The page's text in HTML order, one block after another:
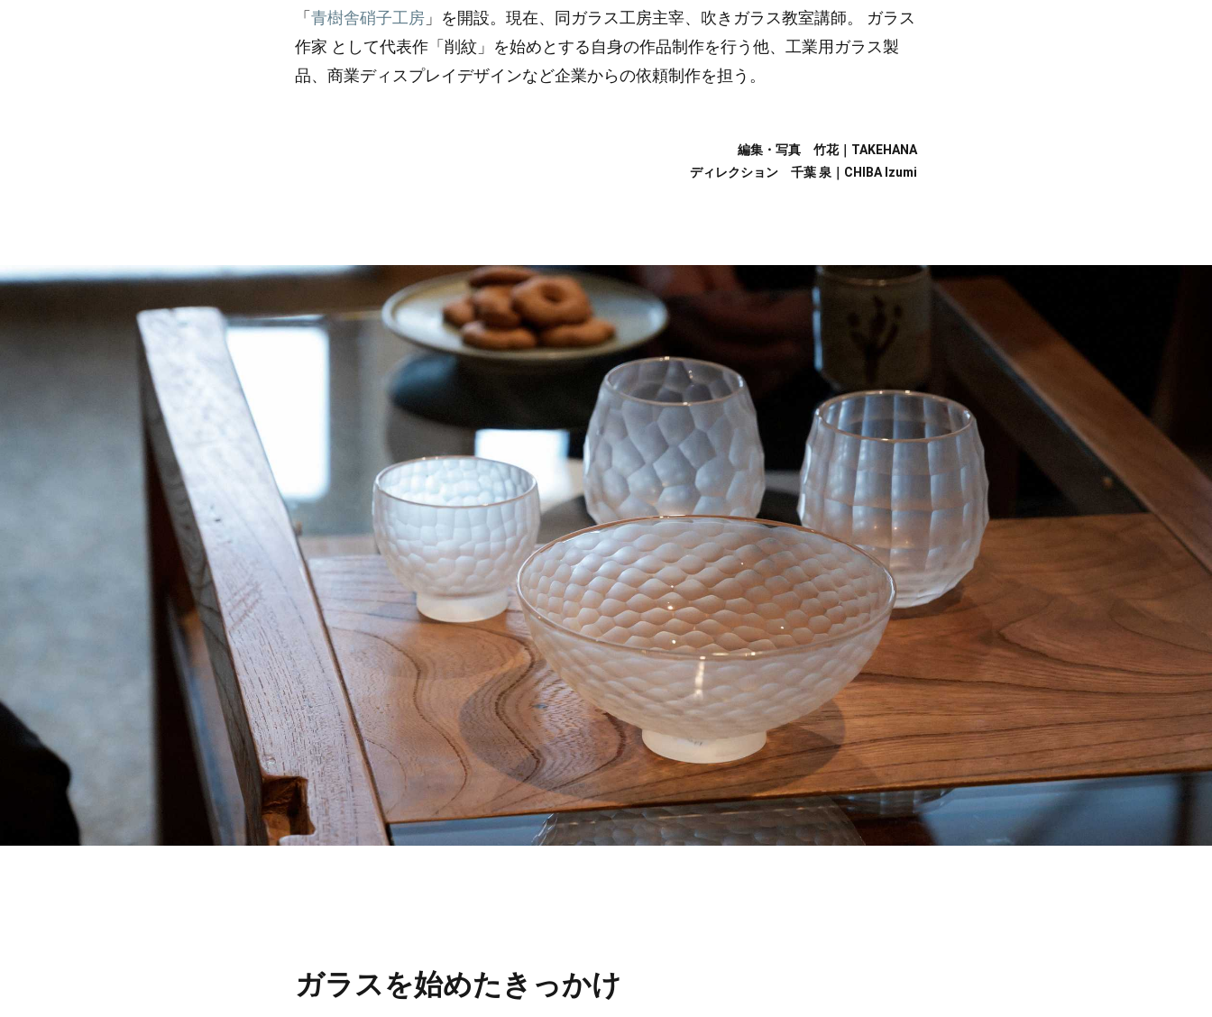
「青樹舎硝子工房 」を開設。現在、同ガラス工房主宰、吹きガラス教室講師。 ガラス
作家 として代表作「削紋」を始めとする自身の作品制作を行う他、工業用ガラス製
品、商業ディスプレイデザインなど企業からの依頼制作を担う。
編集・写真 竹花｜TAKEHANA
ディレクション 千葉 泉｜CHIBA Izumi
ガラスを始めたきっかけ